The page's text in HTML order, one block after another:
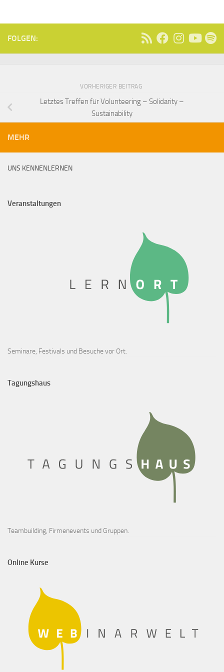
FOLGEN:
VORHERIGER BEITRAG
Letztes Treffen für Volunteering – Solidarity –
Sustainability
MEHR
UNS KENNENLERNEN
Veranstaltungen
Seminare, Festivals und Besuche vor Ort.
Tagungshaus
Teambuilding, Firmenevents und Gruppen.
Online Kurse